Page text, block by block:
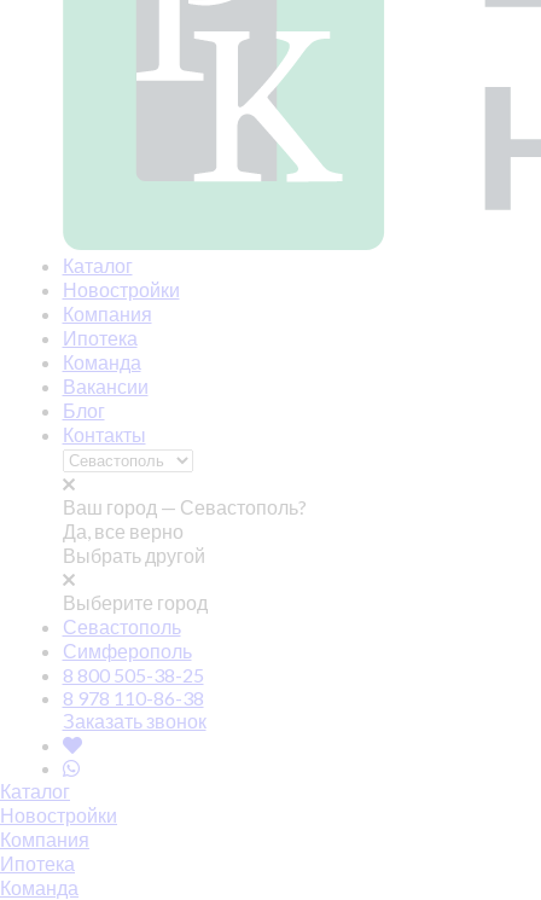
Каталог
Новостройки
Компания
Ипотека
Команда
Вакансии
Блог
Контакты
Ваш город — Севастополь?
Да, все верно
Выбрать другой
Выберите город
Севастополь
Симферополь
8 800 505-38-25
8 978 110-86-38
Заказать звонок
Каталог
Новостройки
Компания
Ипотека
Команда